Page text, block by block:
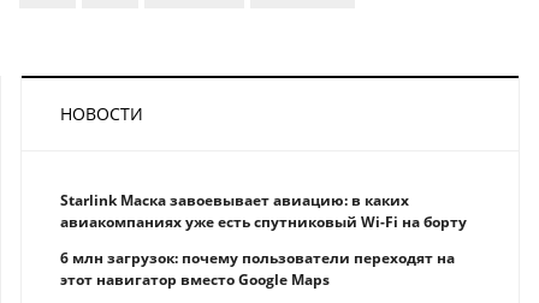
НОВОСТИ
Starlink Маска завоевывает авиацию: в каких
авиакомпаниях уже есть спутниковый Wi-Fi на борту
6 млн загрузок: почему пользователи переходят на
этот навигатор вместо Google Maps